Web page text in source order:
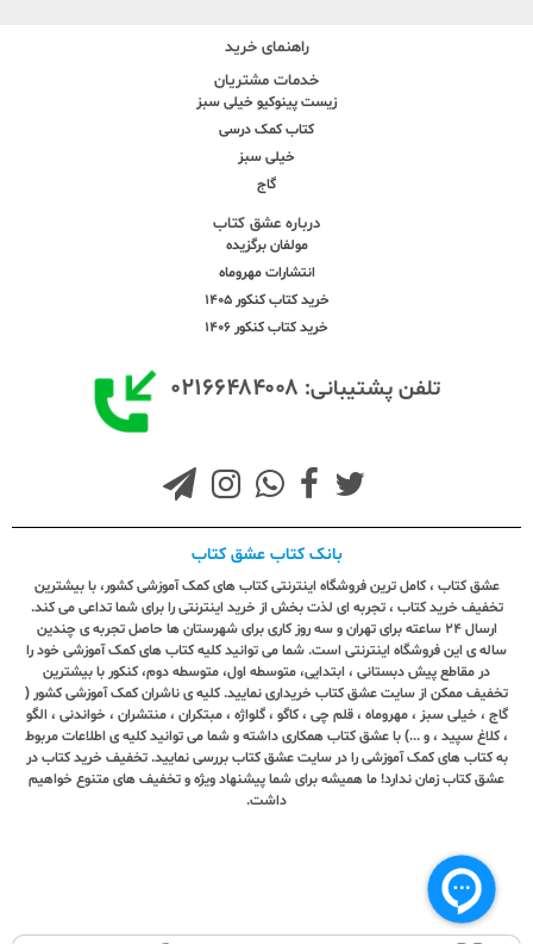
راهنمای خرید
خدمات مشتریان
زیست پینوکیو خیلی سبز
کتاب کمک درسی
خیلی سبز
گاج
درباره عشق کتاب
مولفان برگزیده
انتشارات مهروماه
خرید کتاب کنکور 1405
خرید کتاب کنکور 1406
تلفن پشتیبانی: ۰۲۱۶۶۴۸۴۰۰۸
بانک کتاب عشق کتاب
عشق کتاب ، کامل ترین فروشگاه اینترنتی کتاب های کمک آموزشی کشور، با بیشترین
تخفیف خرید کتاب ، تجربه ای لذت بخش از خرید اینترنتی را برای شما تداعی می کند.
ارسال ٢٤ ساعته برای تهران و سه روز کاری برای شهرستان ها حاصل تجربه ی چندین
ساله ی این فروشگاه اینترنتی است. شما می توانید کلیه کتاب های کمک آموزشی خود را
در مقاطع پیش دبستانی ، ابتدایی، متوسطه اول، متوسطه دوم، کنکور با بیشترین
تخفیف ممکن از سایت عشق کتاب خریداری نمایید. کلیه ی ناشران کمک آموزشی کشور (
گاج ، خیلی سبز ، مهروماه ، قلم چی ، کاگو ، گلواژه ، مبتکران ، منتشران ، خواندنی ، الگو
، کلاغ سپید ، و ...) با عشق کتاب همکاری داشته و شما می توانید کلیه ی اطلاعات مربوط
به کتاب های کمک آموزشی را در سایت عشق کتاب بررسی نمایید. تخفیف خرید کتاب در
عشق کتاب زمان ندارد! ما همیشه برای شما پیشنهاد ویژه و تخفیف های متنوع خواهیم
داشت.